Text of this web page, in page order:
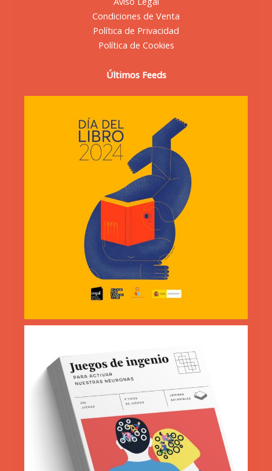
Condiciones de Venta
Política de Privacidad
Política de Cookies
Últimos Feeds